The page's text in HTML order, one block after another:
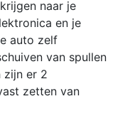
naar je
en je
auto zelf
van spullen
zijn er 2
zetten van